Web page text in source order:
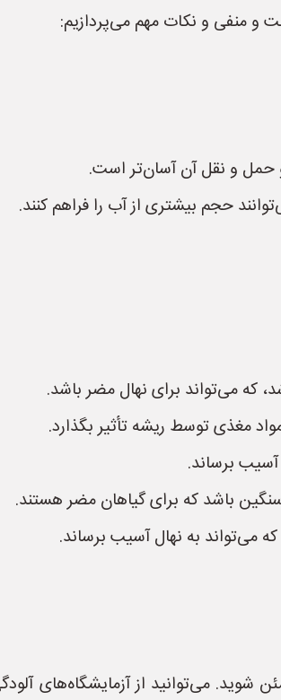
و منفی و نکات مهم می‌پردازیم:
حمل و نقل آن آسان‌تر است.
حجم بیشتری از آب را فراهم کنند.
که می‌تواند برای نهال مضر باشد.
برساند.
می‌تواند به نهال آسیب برساند.
شوید. می‌توانید از آزمایشگاه‌های